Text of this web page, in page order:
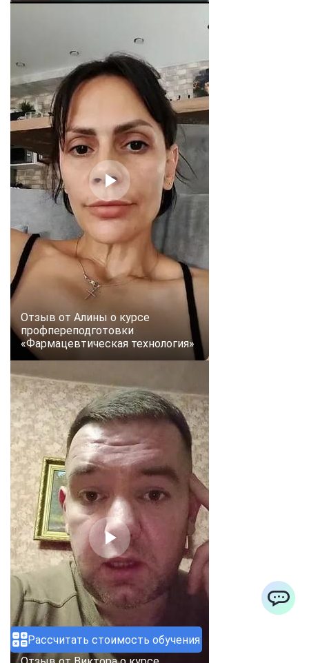
Рассчитать стоимость обучения
Отзыв от Алины о курсе
профпереподготовки
«Фармацевтическая технология»
online
Мессенджеры
Свяжитесь с нами через любой удобный мессенджер!
Telegram WhatsApp
Vkontakte